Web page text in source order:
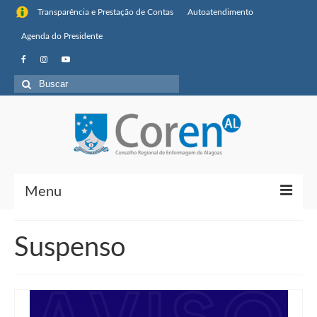
Transparência e Prestação de Contas Autoatendimento
Agenda do Presidente
Buscar
por:
Menu
Sobre o Coren-AL
Missão, visão de futuro e valores
Suspenso